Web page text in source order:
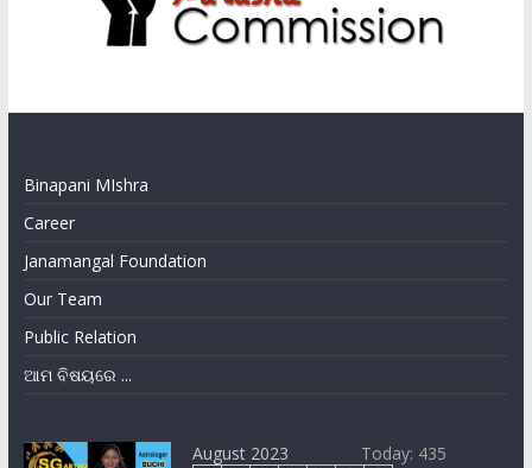
Binapani MIshra
Career
Janamangal Foundation
Our Team
Public Relation
ଆମ ବିଷୟରେ ...
August 2023
Today: 435